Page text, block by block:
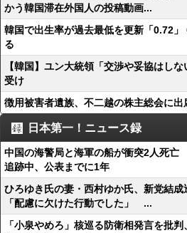
かう韓国滞在外国人の投稿動画...
韓国で出生率が過去最低を更新「0.72
る
【韓国】ユン大統領「交渉や妥協はし
受け
徴用被害者遺族、不二越の株主総会に
日本第一！ニュース録
中国の海警局と海軍の船が衝突2人死
追跡中、公表までに1年
ひろゆき氏の妻・西村ゆか氏、新党結
「配慮に欠けた行動でした」 ...
「小泉やめろ」核巡る防衛相発言を批